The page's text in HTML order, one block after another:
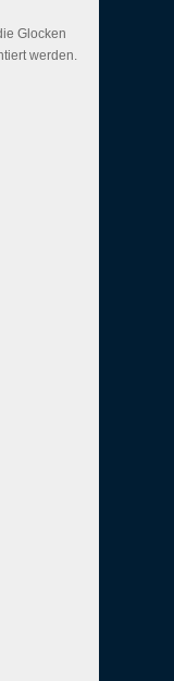
Glocken
werden.